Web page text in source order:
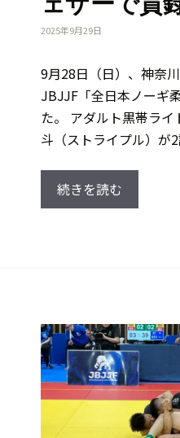
2025年9月29日
9月28日（日）、神奈
JBJJF「全日本ノーギ
た。 アダルト黒帯ラ
斗（ストライプル）が
続きを読む